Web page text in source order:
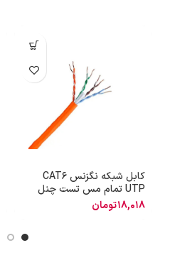
کابل شبکه نگزنس CAT6
UTP تمام مس تست چنل
18,018تومان